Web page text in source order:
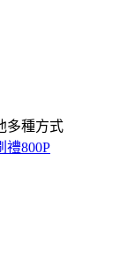
多種方式
禮800P